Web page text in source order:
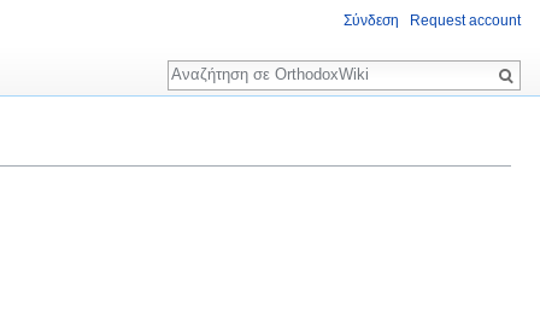
Σύνδεση Request account
Αναζήτηση